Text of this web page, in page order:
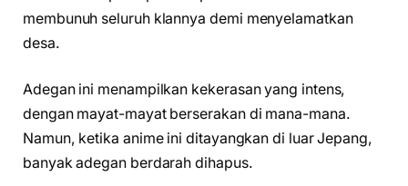
membunuh seluruh klannya demi menyelamatkan
desa.
Adegan ini menampilkan kekerasan yang intens,
dengan mayat-mayat berserakan di mana-mana.
Namun, ketika anime ini ditayangkan di luar Jepang,
banyak adegan berdarah dihapus.